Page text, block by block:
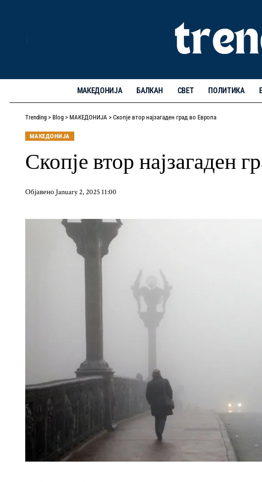
МАКЕДОНИЈА БАЛКАН СВЕТ ПОЛИТИКА
Trending > Blog > МАКЕДОНИЈА > Скопје втор најзагаден град во Европа
МАКЕДОНИЈА
Скопје втор најзагаден
Објавено January 2, 2025 11:00